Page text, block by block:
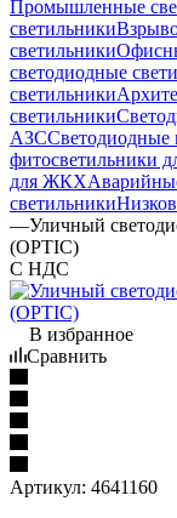
Промышленные
светильники
светильники
светодиодные
светильники
светильники
АЗССветодиодные
фитосветильники
для ЖКХ
светильники
—Уличный
(OPTIC)
С НДС
В избранное
Сравнить
Артикул: 4641160